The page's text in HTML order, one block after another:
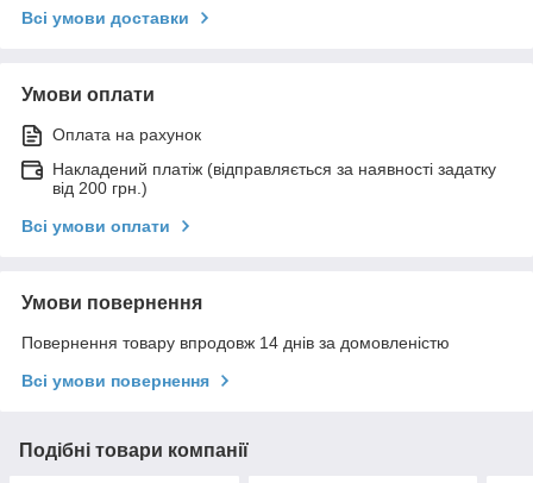
Всі умови доставки
Умови оплати
Оплата на рахунок
Накладений платіж (відправляється за наявності задатку
від 200 грн.)
Всі умови оплати
Умови повернення
Повернення товару впродовж 14 днів за домовленістю
Всі умови повернення
Подібні товари компанії